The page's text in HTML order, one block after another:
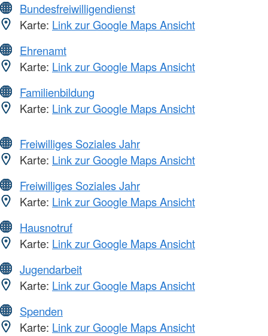
Bundesfreiwilligendienst
Karte: Link zur Google Maps Ansicht
Ehrenamt
Karte: Link zur Google Maps Ansicht
Familienbildung
Karte: Link zur Google Maps Ansicht
Freiwilliges Soziales Jahr
Karte: Link zur Google Maps Ansicht
Freiwilliges Soziales Jahr
Karte: Link zur Google Maps Ansicht
Hausnotruf
Karte: Link zur Google Maps Ansicht
Jugendarbeit
Karte: Link zur Google Maps Ansicht
Spenden
Karte: Link zur Google Maps Ansicht